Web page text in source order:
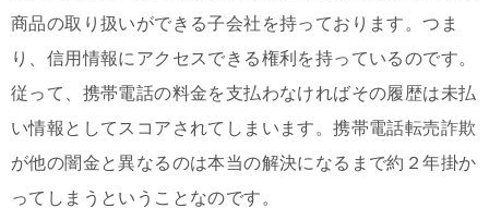
商品の取り扱いができる子会社を持っております。つま
り、信用情報にアクセスできる権利を持っているのです。
従って、携帯電話の料金を支払わなければその履歴は未払
い情報としてスコアされてしまいます。携帯電話転売詐欺
が他の闇金と異なるのは本当の解決になるまで約２年掛か
ってしまうということなのです。